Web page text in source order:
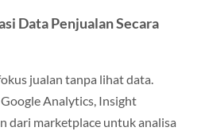
Data Penjualan Secara
jualan tanpa lihat data.
Analytics, Insight
dari marketplace untuk analisa